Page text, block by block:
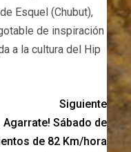
Esquel (Chubut),
de inspiración
a la cultura del Hip
Siguiente
Agarrate! Sábado de
de 82 Km/hora